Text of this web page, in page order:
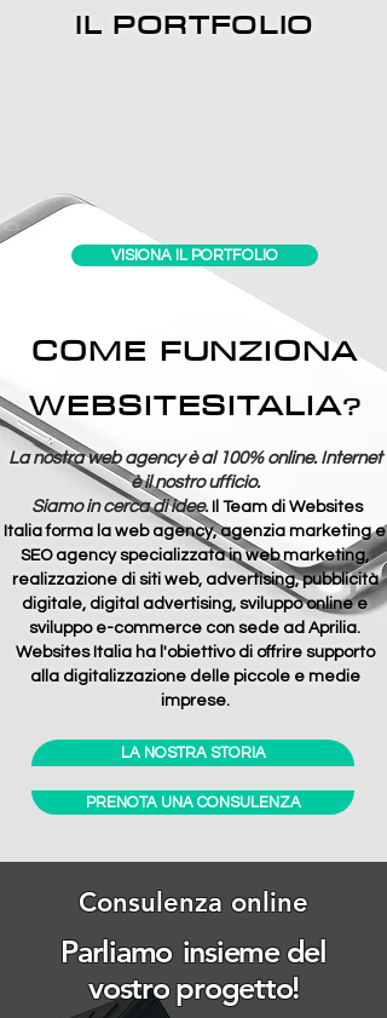
IL PORTFOLIO
VISIONA IL PORTFOLIO
COME FUNZIONA
WEBSITESITALIA?
La nostra web agency è al 100% online. Internet
è il nostro ufficio.
Siamo in cerca di idee.
Il Team di Websites
Italiaforma la web agency,agenzia marketing e
SEO agency specializzata in web marketing,
realizzazione di siti web, advertising, pubblicità
digitale, digital advertising, sviluppo online e
sviluppo e-commerce con sede ad Aprilia.
Websites Italia ha l'obiettivo di offrire supporto
alla digitalizzazione delle piccole e medie
imprese.
LA NOSTRA STORIA
PRENOTA UNA CONSULENZA
Consulenza online
Parliamo insieme del
vostro progetto!